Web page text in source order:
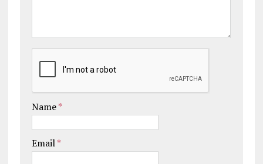
Name*
Email*